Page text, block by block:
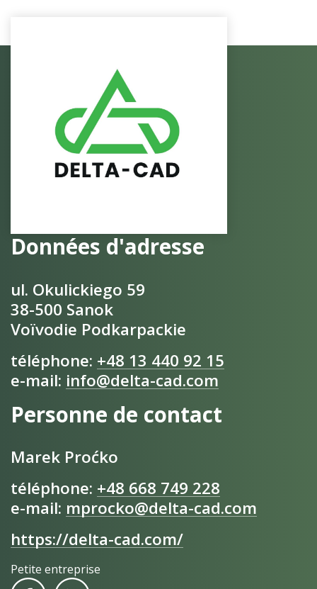
Données d'adresse
ul. Okulickiego 59
38-500 Sanok
Voïvodie Podkarpackie
téléphone: +48 13 440 92 15
e-mail: info@delta-cad.com
Personne de contact
Marek Proćko
téléphone: +48 668 749 228
e-mail: mprocko@delta-cad.com
https://delta-cad.com/
Petite entreprise